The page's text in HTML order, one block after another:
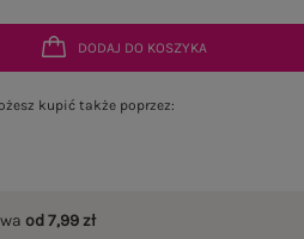
DODAJ DO KOSZYKA
kupić także poprzez:
od 7,99 zł